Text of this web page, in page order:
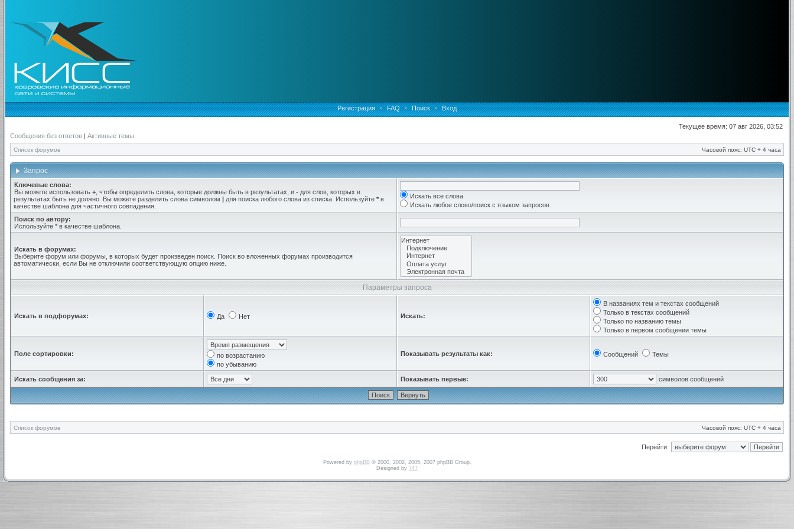
Регистрация • FAQ • Поиск • Вход
Текущее время: 07 авг 2026, 03:52
Сообщения без ответов | Активные темы
Список форумов Часовой пояс: UTC + 4 часа
Запрос
Ключевые слова:
Вы можете использовать + , чтобы определить слова, которые должны быть в результатах, и - для слов, которых в
результатах быть не должно. Вы можете разделить слова символом | для поиска любого слова из списка. Используйте * в
качестве шаблона для частичного совпадения.
Искать все слова
Искать любое слово/поиск с языком запросов
Поиск по автору:
Используйте * в качестве шаблона.
Искать в форумах:
Выберите форум или форумы, в которых будет произведен поиск. Поиск во вложенных форумах производится
автоматически, если Вы не отключили соответствующую опцию ниже.
Параметры запроса
Искать в подфорумах: Да Нет Искать:
В названиях тем и текстах сообщений
Только в текстах сообщений
Только по названию темы
Только в первом сообщении темы
Поле сортировки:
по возрастанию
по убыванию
Показывать результаты как: Сообщений Темы
Искать сообщения за: Показывать первые: символов сообщений
Список форумов Часовой пояс: UTC + 4 часа
Перейти:
Powered by phpBB© 2000, 2002, 2005, 2007 phpBB Group.
Designed by 747